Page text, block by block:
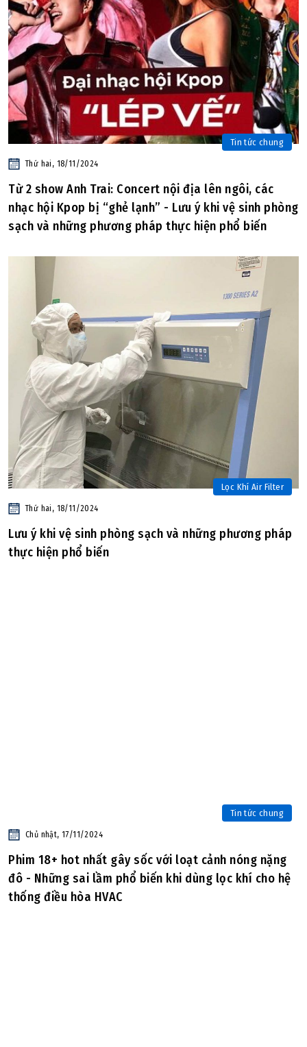
Tin tức chung
Thứ hai, 18/11/2024
Từ 2 show Anh Trai: Concert nội địa lên ngôi, các
nhạc hội Kpop bị “ghẻ lạnh” - Lưu ý khi vệ sinh phòng
sạch và những phương pháp thực hiện phổ biến
Lọc Khí Air Filter
Thứ hai, 18/11/2024
Lưu ý khi vệ sinh phòng sạch và những phương pháp
thực hiện phổ biến
Tin tức chung
Chủ nhật, 17/11/2024
Phim 18+ hot nhất gây sốc với loạt cảnh nóng nặng
đô - Những sai lầm phổ biến khi dùng lọc khí cho hệ
thống điều hòa HVAC